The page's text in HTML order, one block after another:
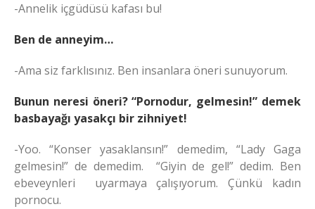
-Annelik içgüdüsü kafası bu!
Ben de anneyim…
-Ama siz farklısınız. Ben insanlara öneri sunuyorum.
Bunun neresi öneri? “Pornodur, gelmesin!” demek
basbayağı yasakçı bir zihniyet!
-Yoo. “Konser yasaklansın!” demedim, “Lady Gaga
gelmesin!” de demedim. “Giyin de gel!” dedim. Ben
ebeveynleri uyarmaya çalışıyorum. Çünkü kadın
pornocu.